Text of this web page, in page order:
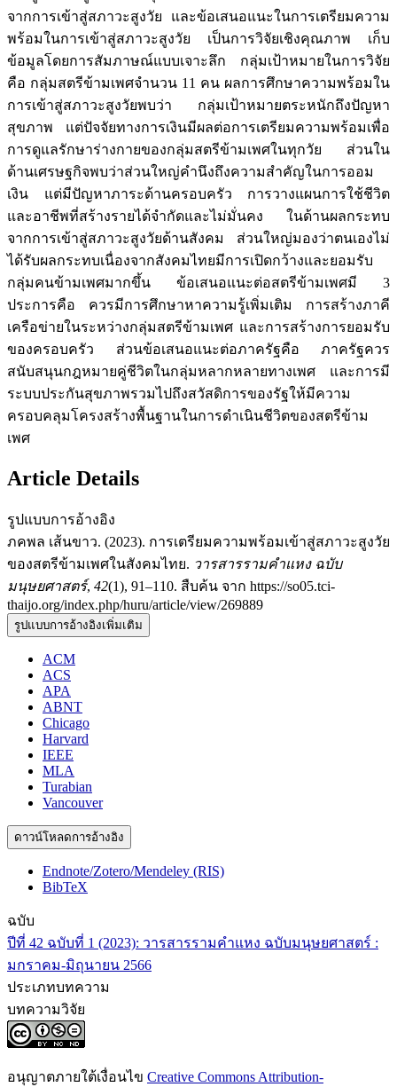
จากการเข้าสู่สภาวะสูงวัย และข้อเสนอแนะในการเตรียมความ
พร้อมในการเข้าสู่สภาวะสูงวัย เป็นการวิจัยเชิงคุณภาพ เก็บ
ข้อมูลโดยการสัมภาษณ์แบบเจาะลึก กลุ่มเป้าหมายในการวิจัย
คือ กลุ่มสตรีข้ามเพศจำนวน 11 คน ผลการศึกษาความพร้อมใน
การเข้าสู่สภาวะสูงวัยพบว่า กลุ่มเป้าหมายตระหนักถึงปัญหา
สุขภาพ แต่ปัจจัยทางการเงินมีผลต่อการเตรียมความพร้อมเพื่อ
การดูแลรักษาร่างกายของกลุ่มสตรีข้ามเพศในทุกวัย ส่วนใน
ด้านเศรษฐกิจพบว่าส่วนใหญ่คำนึงถึงความสำคัญในการออม
เงิน แต่มีปัญหาภาระด้านครอบครัว การวางแผนการใช้ชีวิต
และอาชีพที่สร้างรายได้จำกัดและไม่มั่นคง ในด้านผลกระทบ
จากการเข้าสู่สภาวะสูงวัยด้านสังคม ส่วนใหญ่มองว่าตนเองไม่
ได้รับผลกระทบเนื่องจากสังคมไทยมีการเปิดกว้างและยอมรับ
กลุ่มคนข้ามเพศมากขึ้น ข้อเสนอแนะต่อสตรีข้ามเพศมี 3
ประการคือ ควรมีการศึกษาหาความรู้เพิ่มเติม การสร้างภาคี
เครือข่ายในระหว่างกลุ่มสตรีข้ามเพศ และการสร้างการยอมรับ
ของครอบครัว ส่วนข้อเสนอแนะต่อภาครัฐคือ ภาครัฐควร
สนับสนุนกฎหมายคู่ชีวิตในกลุ่มหลากหลายทางเพศ และการมี
ระบบประกันสุขภาพรวมไปถึงสวัสดิการของรัฐให้มีความ
ครอบคลุมโครงสร้างพื้นฐานในการดำเนินชีวิตของสตรีข้าม
เพศ
Article Details
รูปแบบการอ้างอิง
ภคพล เส้นขาว. (2023). การเตรียมความพร้อมเข้าสู่สภาวะสูงวัย
ของสตรีข้ามเพศในสังคมไทย. วารสารรามคำแหง ฉบับ
มนุษยศาสตร์, 42(1), 91–110. สืบค้น จาก https://so05.tci-
thaijo.org/index.php/huru/article/view/269889
รูปแบบการอ้างอิงเพิ่มเติม
ACM
ACS
APA
ABNT
Chicago
Harvard
IEEE
MLA
Turabian
Vancouver
ดาวน์โหลดการอ้างอิง
Endnote/Zotero/Mendeley (RIS)
BibTeX
ฉบับ
ปีที่ 42 ฉบับที่ 1 (2023): วารสารรามคำแหง ฉบับมนุษยศาสตร์ :
มกราคม-มิถุนายน 2566
ประเภทบทความ
บทความวิจัย
อนุญาตภายใต้เงื่อนไข Creative Commons Attribution-